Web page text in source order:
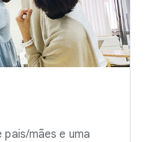
pais/mães e uma